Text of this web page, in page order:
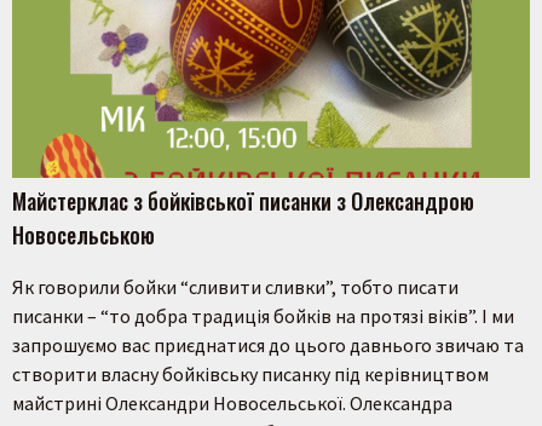
Пошук на сайті
Майстерклас з бойківської писанки з Олександрою
Новосельською
Як говорили бойки “сливити сливки”, тобто писати
писанки – “то добра традиція бойків на протязі віків”. І ми
запрошуємо вас приєднатися до цього давнього звичаю та
створити власну бойківську писанку під керівництвом
майстрині Олександри Новосельської. Олександра